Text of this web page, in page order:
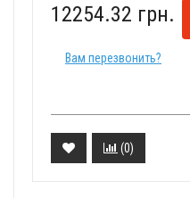
12254.32 грн.
Вам перезвонить?
(0)